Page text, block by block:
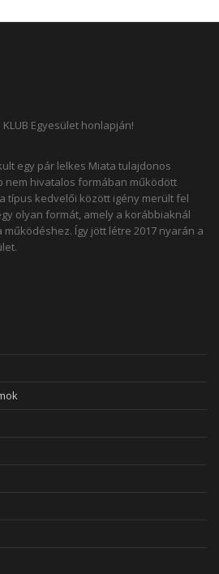
KLUB Egyesület honlapján!
egy pár lelkes Miata tulajdonos
nem hivatalos formában működött
típus kedvelői között igény merült fel
olyan formát, amely a korábbiaknál
Így jött létre 2017 nyarán a